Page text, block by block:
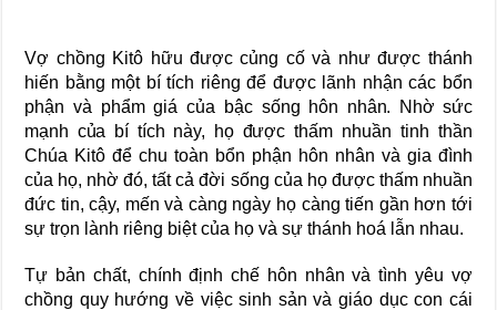
Vợ chồng Kitô hữu được củng cố và như được thánh
hiến bằng một bí tích riêng để được lãnh nhận các bổn
phận và phẩm giá của bậc sống hôn nhân. Nhờ sức
mạnh của bí tích này, họ được thấmnhuần tinh thần
Chúa Kitô để chu toàn bổn phận hôn nhân và gia đình
của họ, nhờ đó, tất cả đời sống của họ được thấm nhuần
đức tin, cậy, mến và càng ngày họ càng tiến gần hơn tới
sự trọn lành riêng biệt của họ và sự thánh hoá lẫn nhau.
Tự bản chất, chính định chế hôn nhân và tình yêu vợ
chồng quy hướng về việc sinh sản và giáo dục con cái